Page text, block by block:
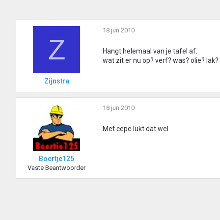
Z
Zijnstra
18 jun 2010
Hangt helemaal van je tafel af.
wat zit er nu op? verf? was? olie? lak?
Boertje125
Vaste Beantwoorder
18 jun 2010
Met cepe lukt dat wel